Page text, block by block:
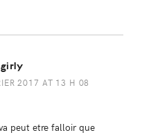
2017 AT 13 H 08
peut etre falloir que